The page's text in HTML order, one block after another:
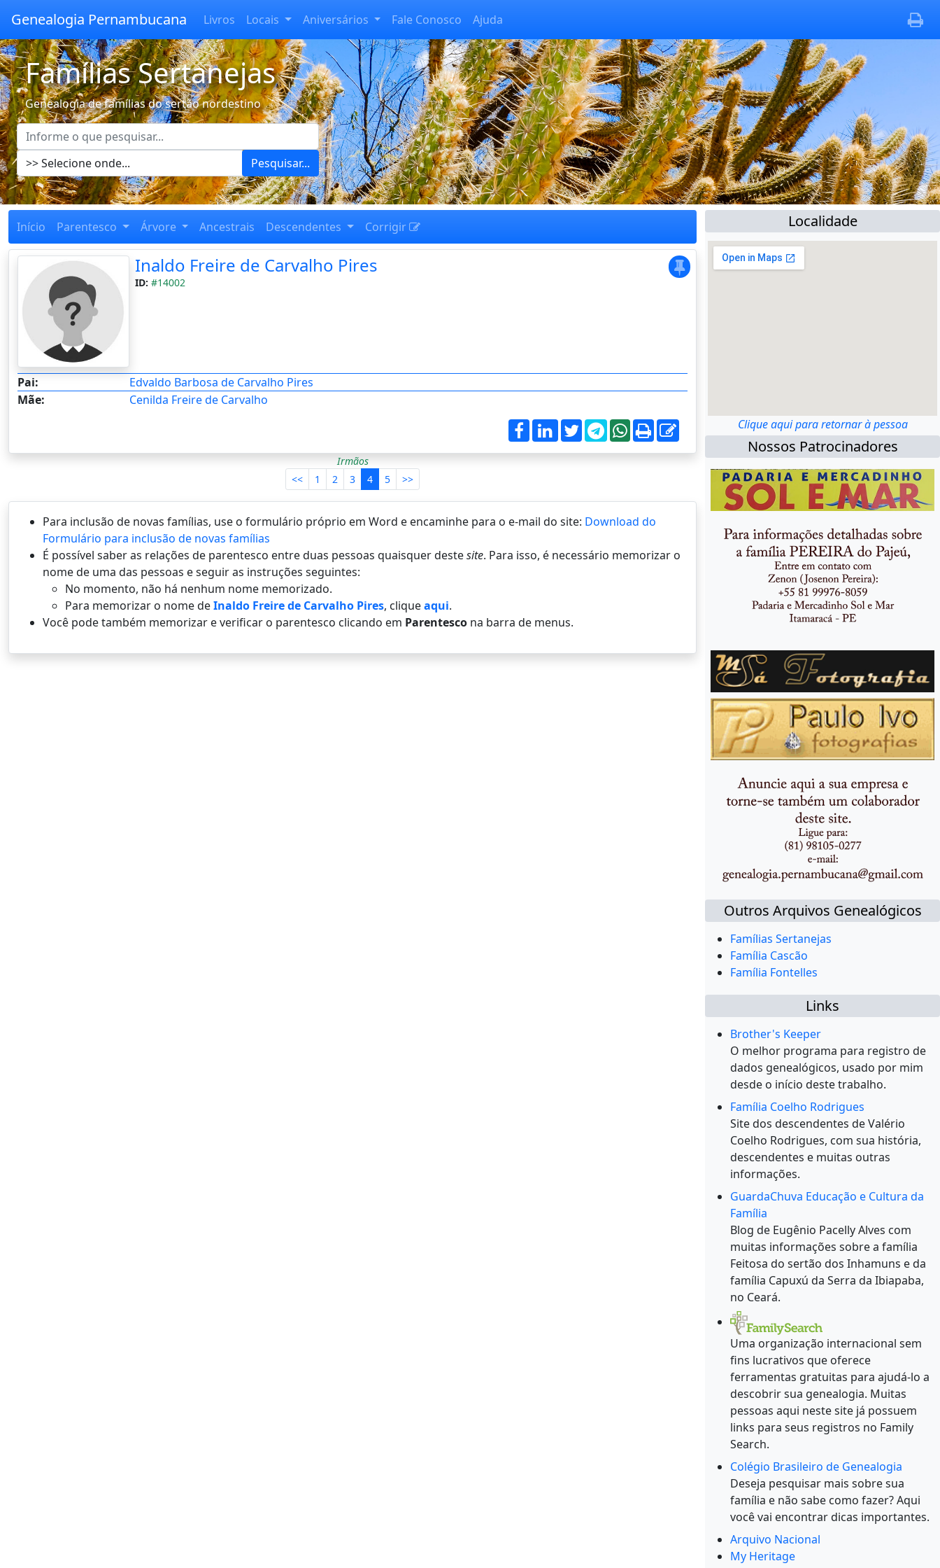
Genealogia Pernambucana Livros Locais Aniversários Fale Conosco Ajuda
Famílias Sertanejas
Genealogia de famílias do sertão nordestino
Pesquisar...
Início Parentesco Árvore Ancestrais Descendentes Corrigir
Inaldo Freire de Carvalho Pires
ID: #14002
Pai:
Edvaldo Barbosa de Carvalho Pires
Mãe:
Cenilda Freire de Carvalho
Irmãos
<<
1 2 3 4 5 >>
Para inclusão de novas famílias, use o formulário próprio em Word e encaminhe para o e-mail do site: Download do
Formulário para inclusão de novas famílias
É possí­vel saber as relações de parentesco entre duas pessoas quaisquer destesite. Para isso, é necessário memorizar o
nome de uma das pessoas e seguir as instruções seguintes:
No momento, não há nenhum nome memorizado.
Para memorizar o nome deInaldo Freire de Carvalho Pires, cliqueaqui.
Você pode também memorizar e verificar o parentesco clicando em Parentesco na barra de menus.
Localidade
Clique aqui para retornar à pessoa
Nossos Patrocinadores
Outros Arquivos Genealógicos
Famílias Sertanejas
Família Cascão
Família Fontelles
Links
Brother's Keeper
O melhor programa para registro de
dados genealógicos, usado por mim
desde o início deste trabalho.
Família Coelho Rodrigues
Site dos descendentes de Valério
Coelho Rodrigues, com sua história,
descendentes e muitas outras
informações.
GuardaChuva Educação e Cultura da
Família
Blog de Eugênio Pacelly Alves com
muitas informações sobre a família
Feitosa do sertão dos Inhamuns e da
família Capuxú da Serra da Ibiapaba,
no Ceará.
Uma organização internacional sem
fins lucrativos que oferece
ferramentas gratuitas para ajudá-lo a
descobrir sua genealogia. Muitas
pessoas aqui neste site já possuem
links para seus registros no Family
Search.
Colégio Brasileiro de Genealogia
Deseja pesquisar mais sobre sua
família e não sabe como fazer? Aqui
você vai encontrar dicas importantes.
Arquivo Nacional
My Heritage